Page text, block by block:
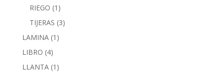
RIEGO (1)
TIJERAS (3)
LAMINA (1)
LIBRO (4)
LLANTA (1)